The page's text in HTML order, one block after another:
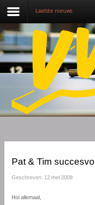
Nieuws
Over VVV
Lidmaatschap
Competitie
Sponsoring
Media
Laatste nieuws
Pat & Tim
Geschreven: 12 mei 2008
Hoi allemaal,